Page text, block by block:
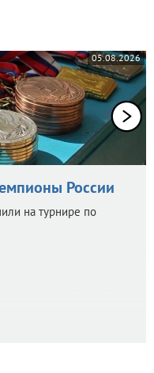
05.08.2026
России
на турнире по